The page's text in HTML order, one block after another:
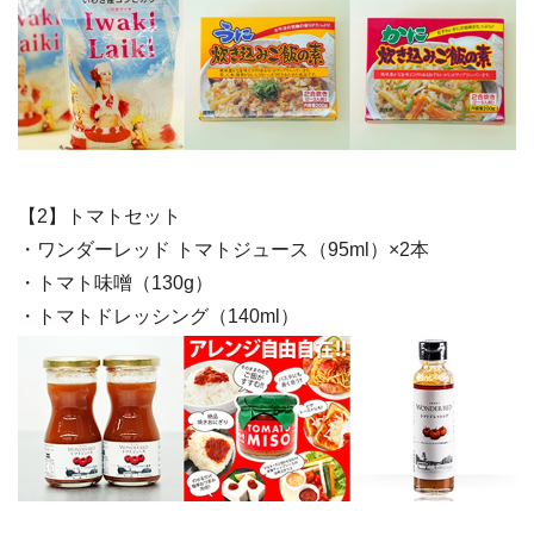
【2】トマトセット
・ワンダーレッド トマトジュース（95ml）×2本
・トマト味噌（130g）
・トマトドレッシング（140ml）